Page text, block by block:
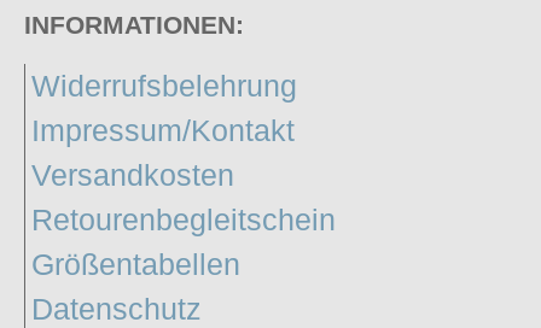
INFORMATIONEN:
Widerrufsbelehrung
Impressum/Kontakt
Versandkosten
Retourenbegleitschein
Größentabellen
Datenschutz